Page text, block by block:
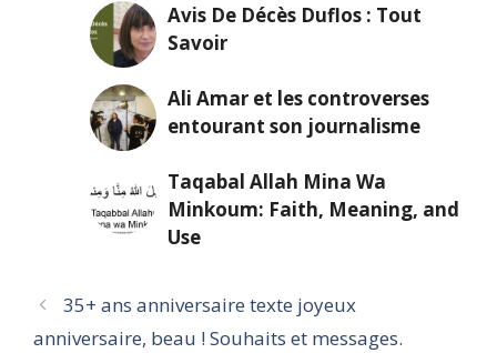
Avis De Décès Duflos : Tout
Savoir
Ali Amar et les controverses
entourant son journalisme
Taqabal Allah Mina Wa
Minkoum: Faith, Meaning, and
Use
35+ ans anniversaire texte joyeux
anniversaire, beau ! Souhaits et messages.